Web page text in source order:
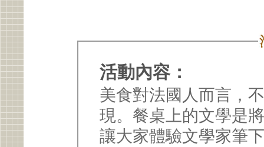
活動內容：
美食對法國人而言，
現。餐桌上的文學是
讓大家體驗文學家筆